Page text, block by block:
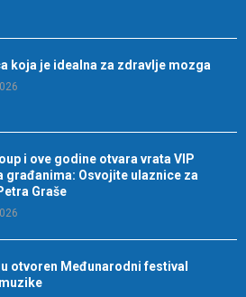
koja je idealna za zdravlje mozga
i ove godine otvara vrata VIP
građanima: Osvojite ulaznice za
Graše
otvoren Međunarodni festival